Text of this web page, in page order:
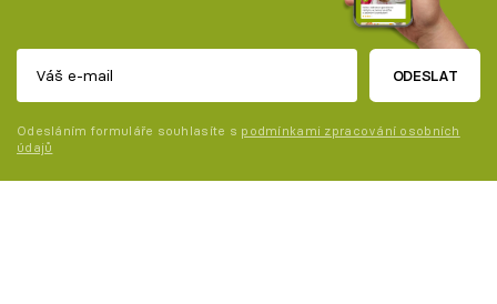
ODESLAT
Odesláním formuláře souhlasíte s podmínkami zpracování osobních
údajů